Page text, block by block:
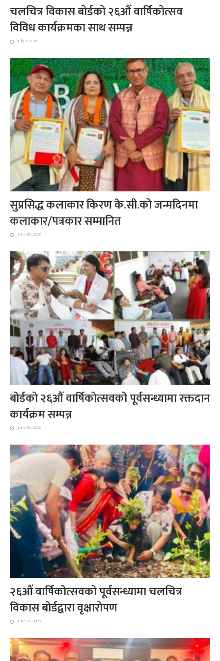
चलचित्र विकास बोर्डको २६औँ वार्षिकोत्सव
विविध कार्यक्रमका साथ सम्पन्न
July 1, 2026
सुप्रसिद्ध कलाकार किरण के.सी.को जन्मदिनमा
कलाकार/पत्रकार सम्मानित
June 30, 2026
बोर्डको २६औँ वार्षिकोत्सवको पूर्वसन्ध्यामा रक्तदान
कार्यक्रम सम्पन्न
June 30, 2026
२६औं वार्षिकोत्सवको पूर्वसन्ध्यामा चलचित्र
विकास बोर्डद्वारा वृक्षारोपण
June 28, 2026